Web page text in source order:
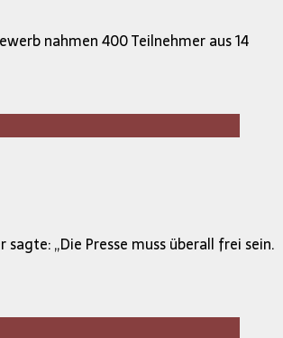
nahmen 400 Teilnehmer aus 14
„Die Presse muss überall frei sein.